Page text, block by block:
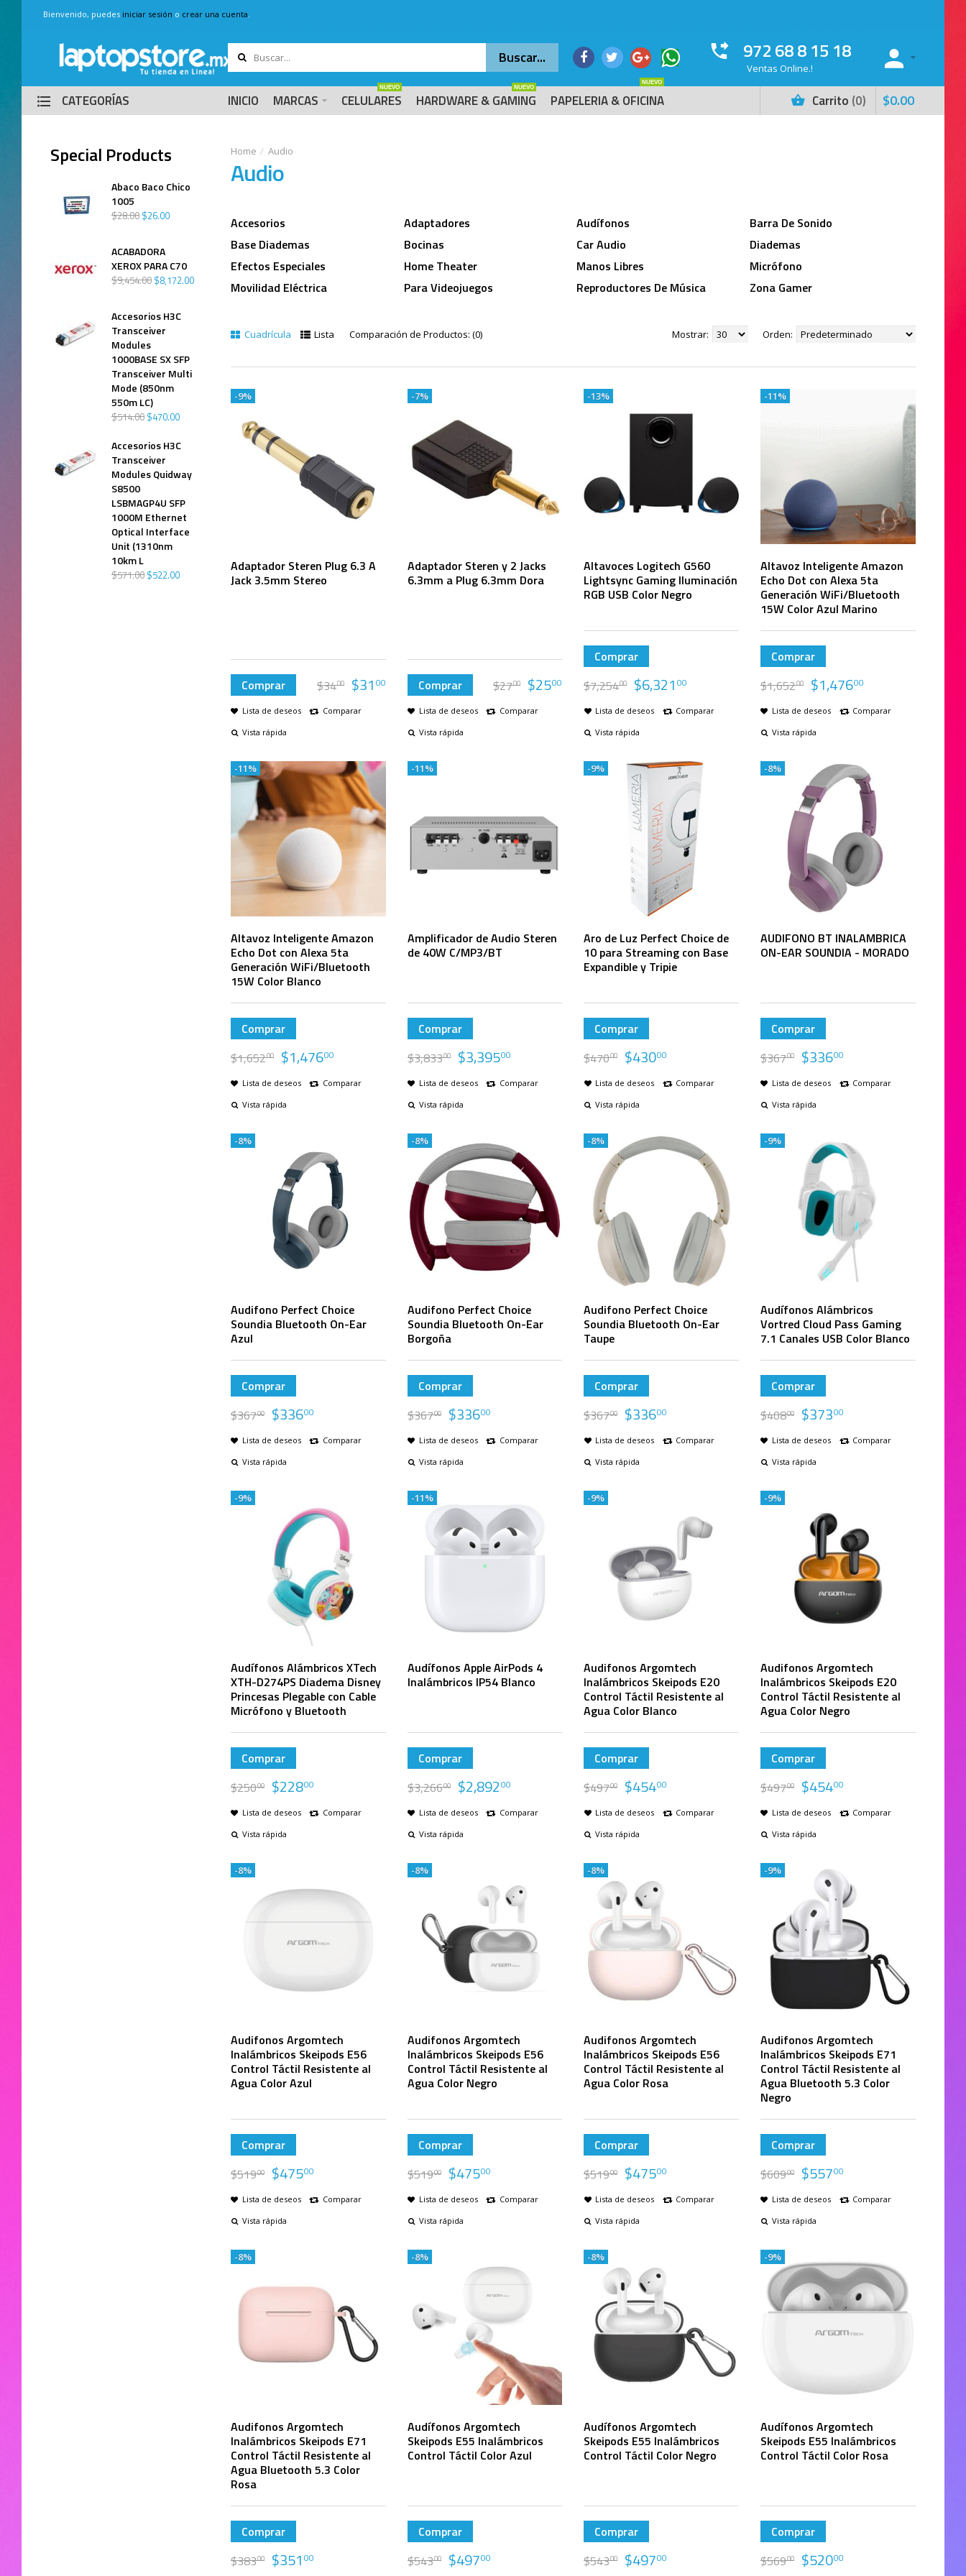
Bienvenido, puedes iniciar sesión o crear una cuenta.
972 68 8 15 18
Ventas Online.!
CATEGORÍAS INICIO MARCAS CELULARES
NUEVO
HARDWARE & GAMING
NUEVO
PAPELERIA & OFICINA
NUEVO
Carrito 0 $0.00
Audio
Audio
Accesorios Adaptadores Audífonos
Barra De Sonido
Base Diademas
Bocinas Car Audio
Diademas
Efectos Especiales
Home Theater Manos Libres
Micrófono
Movilidad Eléctrica
Para Videojuegos Reproductores De Música Zona Gamer
Cuadrícula Lista Comparación de Productos: (0) Mostrar: Orden:
Adaptador Steren Plug 6.3 A
Jack 3.5mm Stereo
Comprar $3400 $31 00
Lista de deseos
Comparar
Vista rápida
-9%
Adaptador Steren y 2 Jacks
6.3mm a Plug 6.3mm Dora
Comprar $2700 $2500
Lista de deseos
Comparar
Vista rápida
-7%
Altavoces Logitech G560
Lightsync Gaming Iluminación
RGB USB Color Negro
Comprar
$7,25400 $6,321 00
Lista de deseos
Comparar
Vista rápida
-13%
Altavoz Inteligente Amazon
Echo Dot con Alexa 5ta
Generación WiFi/Bluetooth
15W Color Azul Marino
Comprar
$1,65200 $1,47600
Lista de deseos
Comparar
Vista rápida
-11%
Altavoz Inteligente Amazon
Echo Dot con Alexa 5ta
Generación WiFi/Bluetooth
15W Color Blanco
Comprar
$1,65200 $1,47600
Lista de deseos
Comparar
Vista rápida
-11%
Amplificador de Audio Steren
de 40W C/MP3/BT
Comprar
$3,83300 $3,39500
Lista de deseos
Comparar
Vista rápida
-11%
Aro de Luz Perfect Choice de
10 para Streaming con Base
Expandible y Tripie
Comprar
$47000 $43000
Lista de deseos
Comparar
Vista rápida
-9%
AUDIFONO BT INALAMBRICA
ON-EAR SOUNDIA - MORADO
Comprar
$36700 $33600
Lista de deseos
Comparar
Vista rápida
-8%
Audifono Perfect Choice
Soundia Bluetooth On-Ear
Azul
Comprar
$36700 $33600
Lista de deseos
Comparar
Vista rápida
-8%
Audifono Perfect Choice
Soundia Bluetooth On-Ear
Borgoña
Comprar
$36700 $33600
Lista de deseos
Comparar
Vista rápida
-8%
Audifono Perfect Choice
Soundia Bluetooth On-Ear
Taupe
Comprar
$36700 $33600
Lista de deseos
Comparar
Vista rápida
-8%
Audífonos Alámbricos
Vortred Cloud Pass Gaming
7.1 Canales USB Color Blanco
Comprar
$40800 $37300
Lista de deseos
Comparar
Vista rápida
-9%
Audífonos Alámbricos XTech
XTH-D274PS Diadema Disney
Princesas Plegable con Cable
Micrófono y Bluetooth
Comprar
$25000 $22800
Lista de deseos
Comparar
Vista rápida
-9%
Audífonos Apple AirPods 4
Inalámbricos IP54 Blanco
Comprar
$3,26600 $2,89200
Lista de deseos
Comparar
Vista rápida
-11%
Audifonos Argomtech
Inalámbricos Skeipods E20
Control Táctil Resistente al
Agua Color Blanco
Comprar
$49700 $45400
Lista de deseos
Comparar
Vista rápida
-9%
Audifonos Argomtech
Inalámbricos Skeipods E20
Control Táctil Resistente al
Agua Color Negro
Comprar
$49700 $45400
Lista de deseos
Comparar
Vista rápida
-9%
Audifonos Argomtech
Inalámbricos Skeipods E56
Control Táctil Resistente al
Agua Color Azul
Comprar
$51900 $47500
Lista de deseos
Comparar
Vista rápida
-8%
Audifonos Argomtech
Inalámbricos Skeipods E56
Control Táctil Resistente al
Agua Color Negro
Comprar
$51900 $47500
Lista de deseos
Comparar
Vista rápida
-8%
Audifonos Argomtech
Inalámbricos Skeipods E56
Control Táctil Resistente al
Agua Color Rosa
Comprar
$51900 $47500
Lista de deseos
Comparar
Vista rápida
-8%
Audifonos Argomtech
Inalámbricos Skeipods E71
Control Táctil Resistente al
Agua Bluetooth 5.3 Color
Negro
Comprar
$60900 $55700
Lista de deseos
Comparar
Vista rápida
-9%
Audifonos Argomtech
Inalámbricos Skeipods E71
Control Táctil Resistente al
Agua Bluetooth 5.3 Color
Rosa
Comprar
$38300 $351 00
-8%
Audífonos Argomtech
Skeipods E55 Inalámbricos
Control Táctil Color Azul
Comprar
$54300 $49700
-8%
Audífonos Argomtech
Skeipods E55 Inalámbricos
Control Táctil Color Negro
Comprar
$54300 $49700
-8%
Audífonos Argomtech
Skeipods E55 Inalámbricos
Control Táctil Color Rosa
Comprar
$56900 $52000
-9%
Special Products
Abaco Baco Chico
1005
$28.00 $26.00
ACABADORA
XEROX PARA C70
$9,454.00 $8,172.00
Accesorios H3C
Transceiver
Modules
1000BASE SX SFP
Transceiver Multi
Mode (850nm
550m LC)
$514.00 $470.00
Accesorios H3C
Transceiver
Modules Quidway
S8500
LSBMAGP4U SFP
1000M Ethernet
Optical Interface
Unit (1310nm
10km L
$571.00 $522.00